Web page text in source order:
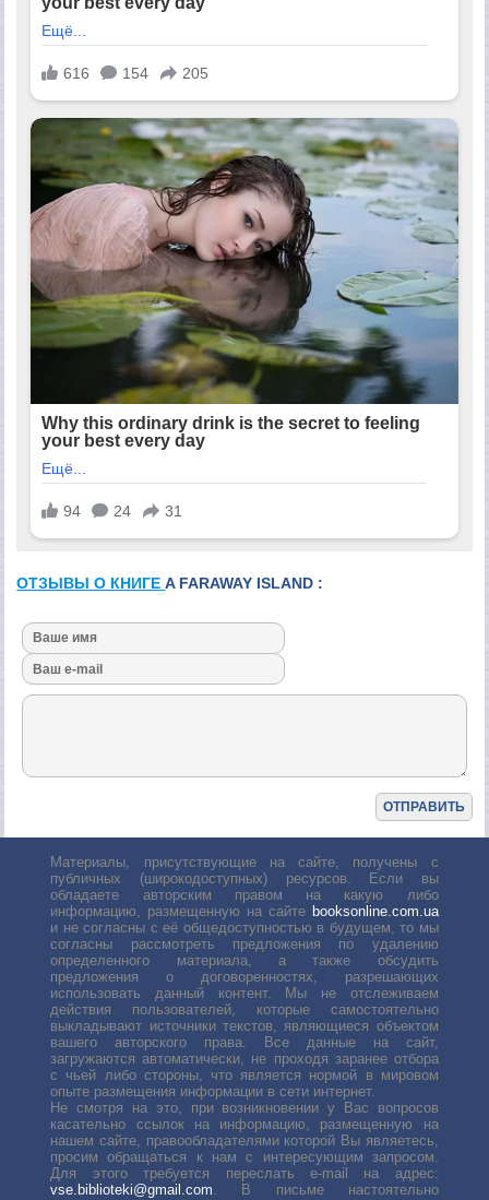
ОТЗЫВЫ О КНИГЕA FARAWAY ISLAND :
Материалы, присутствующие на сайте, получены с
публичных (широкодоступных) ресурсов. Если вы
обладаете авторским правом на какую либо
информацию, размещенную на сайте booksonline.com.ua
и не согласны с её общедоступностью в будущем, то мы
согласны рассмотреть предложения по удалению
определенного материала, а также обсудить
предложения о договоренностях, разрешающих
использовать данный контент. Мы не отслеживаем
действия пользователей, которые самостоятельно
выкладывают источники текстов, являющиеся объектом
вашего авторского права. Все данные на сайт,
загружаются автоматически, не проходя заранее отбора
с чьей либо стороны, что является нормой в мировом
опыте размещения информации в сети интернет.
Не смотря на это, при возникновении у Вас вопросов
касательно ссылок на информацию, размещенную на
нашем сайте, правообладателями которой Вы являетесь,
просим обращаться к нам с интересующим запросом.
Для этого требуется переслать е-mail на адрес:
vse.biblioteki@gmail.com. В письме настоятельно